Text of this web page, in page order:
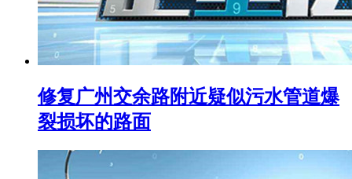
修复广州交余路附近疑似污水管道爆
裂损坏的路面